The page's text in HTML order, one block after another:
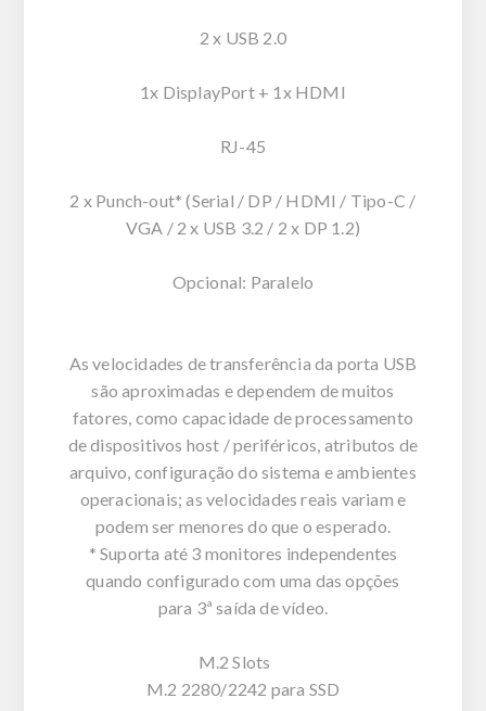
2 x USB 2.0
1x DisplayPort + 1x HDMI
RJ-45
2 x Punch-out* (Serial / DP / HDMI / Tipo-C /
VGA / 2 x USB 3.2 / 2 x DP 1.2)
Opcional: Paralelo
As velocidades de transferência da porta USB
são aproximadas e dependem de muitos
fatores, como capacidade de processamento
de dispositivos host / periféricos, atributos de
arquivo, configuração do sistema e ambientes
operacionais; as velocidades reais variam e
podem ser menores do que o esperado.
* Suporta até 3 monitores independentes
quando configurado com uma das opções
para 3ª saída de vídeo.
M.2 Slots
M.2 2280/2242 para SSD